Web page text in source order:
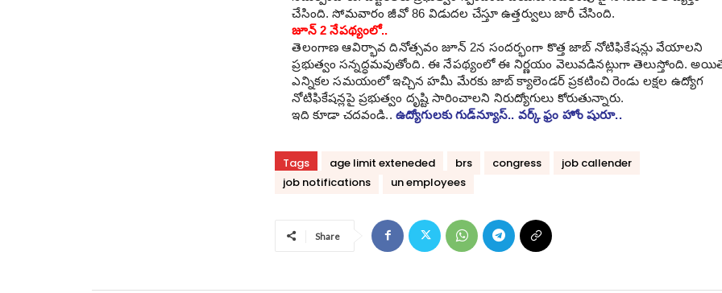
చేసింది. సోమవారం జీవో 86 విడుదల చేస్తూ ఉత్తర్వులు జారీ చేసింది.
జూన్ 2 నేపథ్యంలో..
తెలంగాణ ఆవిర్భావ దినోత్సవం జూన్ 2న సందర్భంగా కొత్త జాబ్ నోటిఫికేషన్లు వేయాలని
ప్రభుత్వం సన్నద్ధమవుతోంది. ఈ నేపథ్యంలో ఈ నిర్ణయం వెలువడిన‌ట్లుగా తెలుస్తోంది.
ఎన్నిక‌ల స‌మ‌యంలో ఇచ్చిన హ‌మీ మేర‌కు జాబ్‌ క్యాలెండ‌ర్ ప్ర‌క‌టించి రెండు ల‌క్ష‌ల ఉద్యోగ
నోటిఫికేష‌న్ల‌పై ప్రభుత్వం దృష్టి సారించాల‌ని నిరుద్యోగులు కోరుతున్నారు.
ఇది కూడా చ‌ద‌వండి..ఉద్యోగులకు గుడ్‌న్యూస్‌.. వర్క్ ఫ్రం హోం షురూ..
Tags age limit exteneded brs congress
job callender
job notifications
un employees
Share